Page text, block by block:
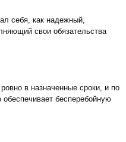
себя, как надежный,
свои обязательства
в назначенные сроки, и по
обеспечивает бесперебойную